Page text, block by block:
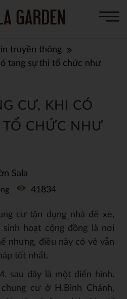
truyền thông
tang sự thì tổ chức như
CƯ, KHI CÓ
TỔ CHỨC NHƯ
Sala
41834
cư tận dụng nhà để xe,
hoạt cộng đồng là nơi
nhưng, điều này có vẻ vẫn
tốt nhất.
sau đây là một điển hình.
cư ở H.Bình Chánh,